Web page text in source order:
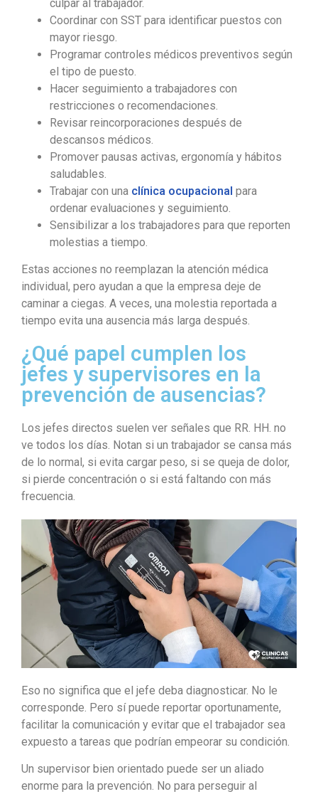
culpar al trabajador.
Coordinar con SST para identificar puestos con
mayor riesgo.
Programar controles médicos preventivos según
el tipo de puesto.
Hacer seguimiento a trabajadores con
restricciones o recomendaciones.
Revisar reincorporaciones después de
descansos médicos.
Promover pausas activas, ergonomía y hábitos
saludables.
Trabajar con una clínica ocupacional para
ordenar evaluaciones y seguimiento.
Sensibilizar a los trabajadores para que reporten
molestias a tiempo.
Estas acciones no reemplazan la atención médica
individual, pero ayudan a que la empresa deje de
caminar a ciegas. A veces, una molestia reportada a
tiempo evita una ausencia más larga después.
¿Qué papel cumplen los
jefes y supervisores en la
prevención de ausencias?
Los jefes directos suelen ver señales que RR. HH. no
ve todos los días. Notan si un trabajador se cansa más
de lo normal, si evita cargar peso, si se queja de dolor,
si pierde concentración o si está faltando con más
frecuencia.
Eso no significa que el jefe deba diagnosticar. No le
corresponde. Pero sí puede reportar oportunamente,
facilitar la comunicación y evitar que el trabajador sea
expuesto a tareas que podrían empeorar su condición.
Un supervisor bien orientado puede ser un aliado
enorme para la prevención. No para perseguir al